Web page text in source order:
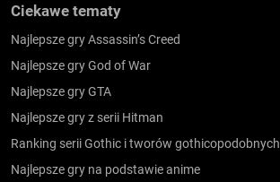
Ciekawe tematy
Najlepsze gry Assassin’s Creed
Najlepsze gry God of War
Najlepsze gry GTA
Najlepsze gry z serii Hitman
Ranking serii Gothic i tworów gothicopodobnych
Najlepsze gry na podstawie anime